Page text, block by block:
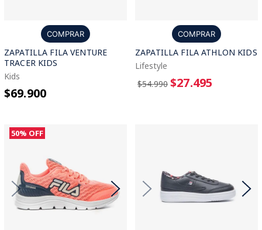
COMPRAR
ZAPATILLA FILA VENTURE
TRACER KIDS
Kids
$69.900
COMPRAR
ZAPATILLA FILA ATHLON KIDS
Lifestyle
$54.990 $27.495
50% OFF